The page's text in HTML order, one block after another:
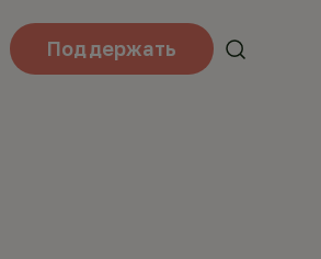
Поддержать